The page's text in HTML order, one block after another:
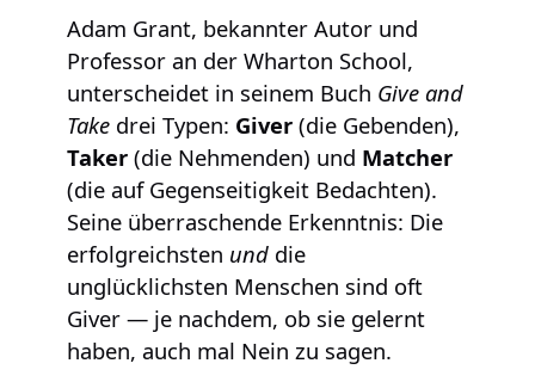
Adam Grant, bekannter Autor und
Professor an der Wharton School,
unterscheidet in seinem Buch Give and
Take drei Typen: Giver (die Gebenden),
Taker (die Nehmenden) und Matcher
(die auf Gegenseitigkeit Bedachten).
Seine überraschende Erkenntnis: Die
erfolgreichsten und die
unglücklichsten Menschen sind oft
Giver — je nachdem, ob sie gelernt
haben, auch mal Nein zu sagen.